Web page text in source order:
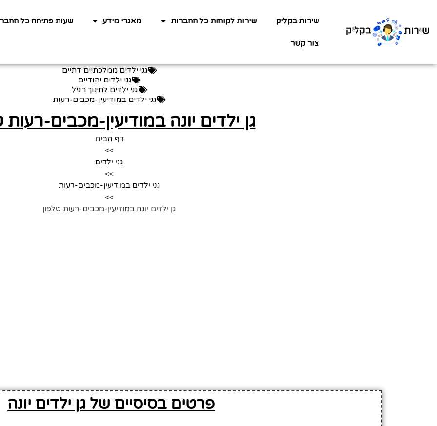
שירות בקליק שירות לקוחות כל החברות מאגרי מידע שעות פתיחה כל
צור קשר
גני ילדים ממלכתיים דתיים
גני ילדים יהודיים
גני ילדים לחינוך רגיל
גני ילדים במודיעין-מכבים-רעות
גן ילדים יונה במודיעין-מכבים-רעות
דף הבית
>>
גני ילדים
>>
גני ילדים במודיעין-מכבים-רעות
>>
גן ילדים יונה במודיעין-מכבים-רעות טלפון
פרטים בסיסיים של גן ילדים יונה